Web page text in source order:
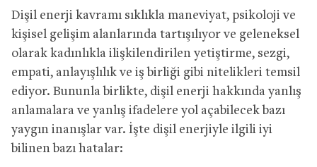
Dişil enerji kavramı sıklıkla maneviyat, psikoloji ve
kişisel gelişim alanlarında tartışılıyor ve geleneksel
olarak kadınlıkla ilişkilendirilen yetiştirme, sezgi,
empati, anlayışlılık ve iş birliği gibi nitelikleri temsil
ediyor. Bununla birlikte, dişil enerji hakkında yanlış
anlamalara ve yanlış ifadelere yol açabilecek bazı
yaygın inanışlar var. İşte dişil enerjiyle ilgili iyi
bilinen bazı hatalar: